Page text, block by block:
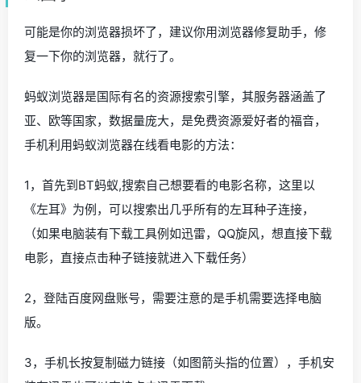
可能是你的浏览器损坏了，建议你用浏览器修复助手，修
复一下你的浏览器，就行了。
蚂蚁浏览器是国际有名的资源搜索引擎，其服务器涵盖了
亚、欧等国家，数据量庞大，是免费资源爱好者的福音，
手机利用蚂蚁浏览器在线看电影的方法：
1，首先到BT蚂蚁,搜索自己想要看的电影名称，这里以
《左耳》为例，可以搜索出几乎所有的左耳种子连接，
（如果电脑装有下载工具例如迅雷，QQ旋风，想直接下载
电影，直接点击种子链接就进入下载任务）
2，登陆百度网盘账号，需要注意的是手机需要选择电脑
版。
3，手机长按复制磁力链接（如图箭头指的位置），手机安